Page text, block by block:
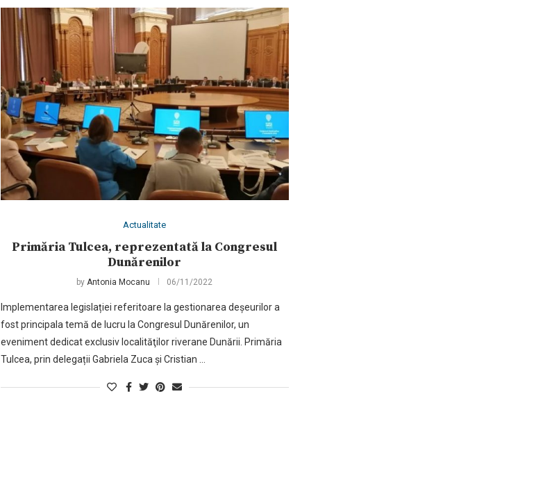
Actualitate
Primăria Tulcea, reprezentată la Congresul
Dunărenilor
byAntonia Mocanu 06/11/2022
Implementarea legislației referitoare la gestionarea deșeurilor a
fost principala temă de lucru la Congresul Dunărenilor, un
eveniment dedicat exclusiv localităţilor riverane Dunării. Primăria
Tulcea, prin delegații Gabriela Zuca și Cristian …